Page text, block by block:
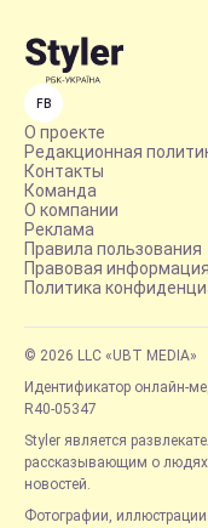
FB
О проекте
Редакционная
Контакты
Команда
О компании
Реклама
Правила пользования
Правовая информация
Политика
© 2026 LLC «UBT MEDIA»
Идентификатор онлайн-
R40-05347
Styler является
рассказывающим о людях,
новостей.
Фотографии,